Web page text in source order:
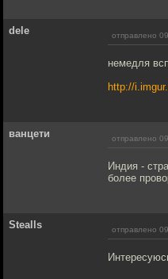
dele отправлено
немедля
http://
ванцети отправлено
Индия -
более
Stealls отправлено